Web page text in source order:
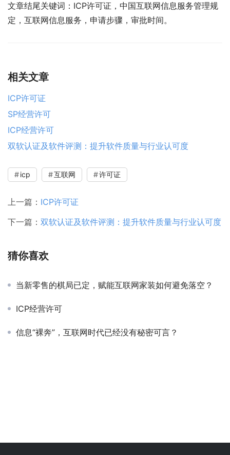
文章结尾关键词：ICP许可证，中国互联网信息服务管理规
定，互联网信息服务，申请步骤，审批时间。
相关文章
ICP许可证
SP经营许可
ICP经营许可
双软认证及软件评测：提升软件质量与行业认可度
icp 互联网 许可证
上一篇： ICP许可证
下一篇： 双软认证及软件评测：提升软件质量与行业认可度
猜你喜欢
当新零售的棋局已定，赋能互联网家装如何避免落空？
ICP经营许可
信息“裸奔”，互联网时代已经没有秘密可言？